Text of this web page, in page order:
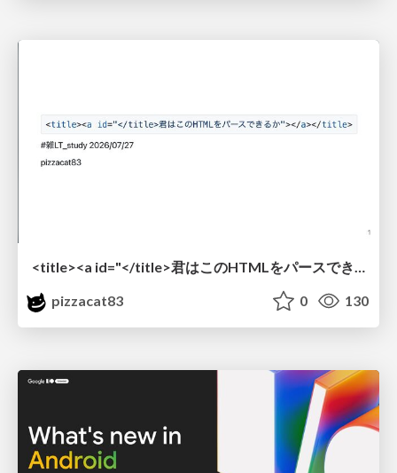
<title><a id="</title>君はこのHTMLをパースできるか"></a></title> #雑LT_study
pizzacat83
0 130